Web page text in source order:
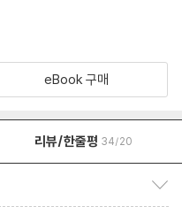
eBook 구매
리뷰/한줄평 34/20